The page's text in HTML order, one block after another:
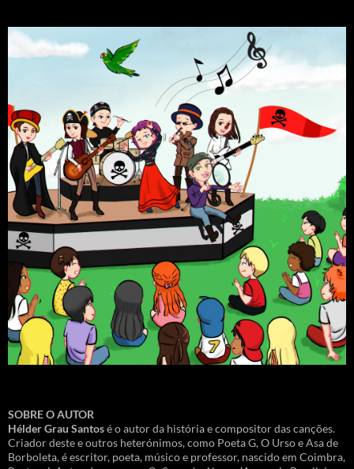
SOBRE O AUTOR
Hélder Grau Santosé o autor da história e compositor das canções.
Criador deste e outros heterónimos, como Poeta G, O Urso e Asa de
Borboleta, é escritor, poeta, músico e professor, nascido em Coimbra,